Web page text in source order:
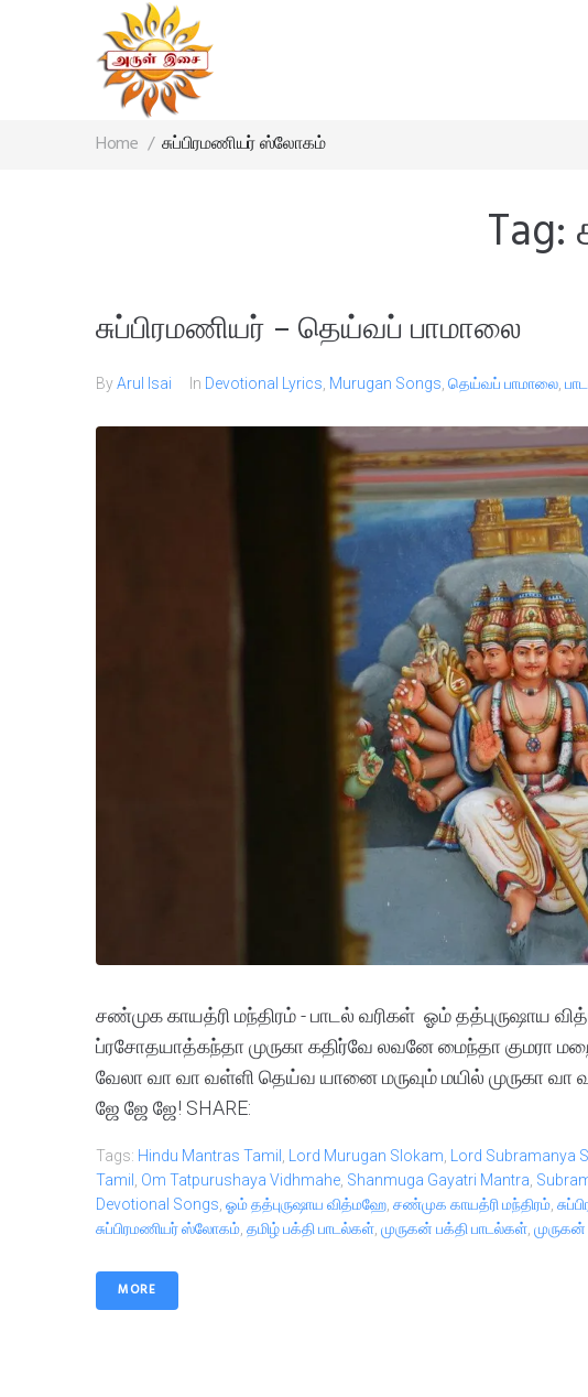
Home / சுப்பிரமணியர் ஸ்லோகம்
Tag:
சுப்பிரமணியர் – தெய்வப் பாமாலை
ByArul Isai In Devotional Lyrics Murugan Songs தெய்வப் பாமாலை
சண்முக காயத்ரி மந்திரம் - பாடல் வரிகள் ஓம்
ப்ரசோதயாத்கந்தா முருகா கதிர்வே லவனே மைந்தா குமரா
வேலா வா வா வள்ளி தெய்வ யானை மருவும் மயில் முருகா வா
ஜே ஜே ஜே! SHARE:
Tags: Hindu Mantras Tamil Lord Murugan Slokam Lord Subramanya
Tamil
Om Tatpurushaya Vidhmahe Shanmuga Gayatri Mantra
Devotional Songs ஓம் தத்புருஷாய வித்மஹே சண்முக காயத்ரி மந்திரம்
சுப்பிரமணியர் ஸ்லோகம் தமிழ் பக்தி பாடல்கள் முருகன் பக்தி பாடல்கள்
MORE